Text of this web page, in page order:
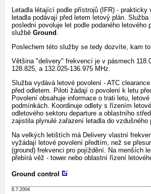
Letadla létající podle přístrojů (IFR) - prakticky
letadla podávají před letem letový plán. Služba
poslední povoluje let podle podaného letového
službě Ground
Poslechem této služby se tedy dozvíte, kam
Většina "delivery" frekvencí je v pásmech
128.825, a 132.025-136.975 MHz.
Služba vydává letové povolení - ATC
před odletem. Piloti žádají o povolení k letu
Povolení obsahuje informace o trati letu,
podmínkách. Koordinuje odlety s řízením
odletového sektoru departure a oblastního
zajistila plynulé zařazení letadla do vzdušného
Na velkých letištích má Delivery vlastní
vyžádají letové povolení předtím, než se
(ground) frekvenci pro pojíždění. Na menších
přebírá věž - tower nebo oblastní řízení
Ground control
8.7.2004